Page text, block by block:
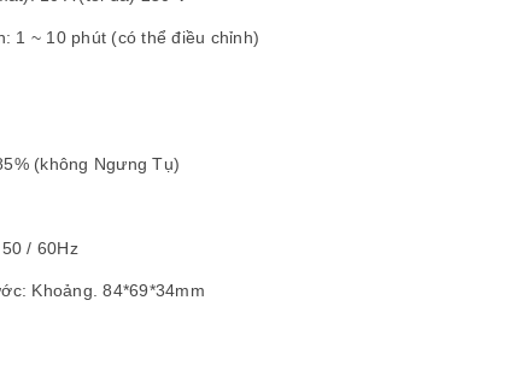
1 ~ 10 phút (có thể điều chỉnh)
(không Ngưng Tụ)
/ 60Hz
Khoảng. 84*69*34mm